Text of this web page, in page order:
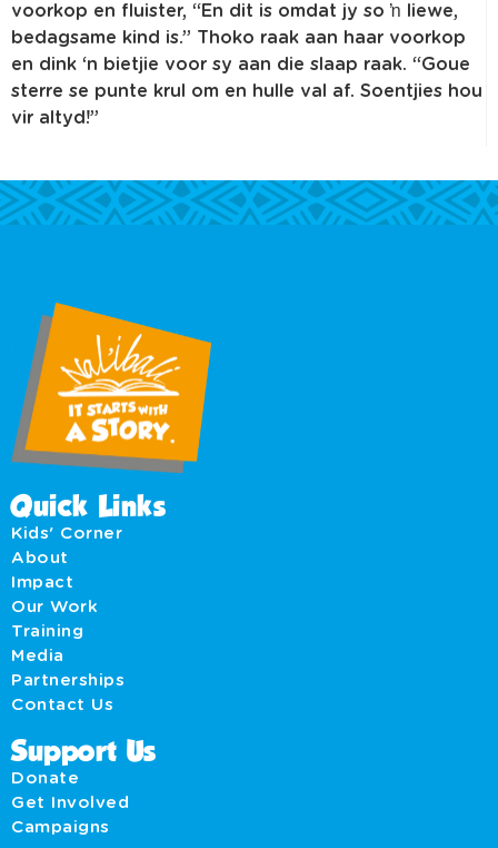
voorkop en fluister, “En dit is omdat jy so ŉ liewe,
bedagsame kind is.” Thoko raak aan haar voorkop
en dink ‘n bietjie voor sy aan die slaap raak. “Goue
sterre se punte krul om en hulle val af. Soentjies hou
vir altyd!”
Quick Links
Kids' Corner
About
Impact
Our Work
Training
Media
Partnerships
Contact Us
Support Us
Donate
Get Involved
Campaigns